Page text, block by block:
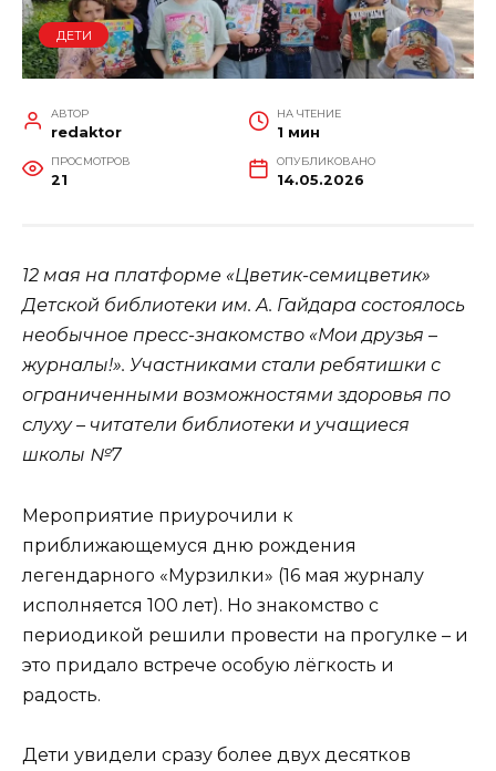
ДЕТИ
АВТОР
redaktor
НА ЧТЕНИЕ
1 мин
ПРОСМОТРОВ
21
ОПУБЛИКОВАНО
14.05.2026
12 мая на платформе «Цветик-семицветик»
Детской библиотеки им. А. Гайдара состоялось
необычное пресс-знакомство «Мои друзья –
журналы!». Участниками стали ребятишки с
ограниченными возможностями здоровья по
слуху – читатели библиотеки и учащиеся
школы №7
Мероприятие приурочили к
приближающемуся дню рождения
легендарного «Мурзилки» (16 мая журналу
исполняется 100 лет). Но знакомство с
периодикой решили провести на прогулке – и
это придало встрече особую лёгкость и
радость.
Дети увидели сразу более двух десятков